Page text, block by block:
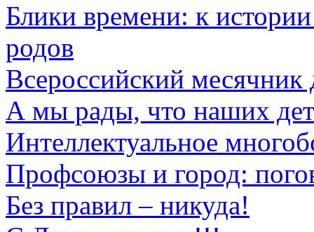
Блики времени: к
родов
Всероссийский
А мы рады, что наших
Интеллектуальное
Профсоюзы и город:
Без правил – никуда!